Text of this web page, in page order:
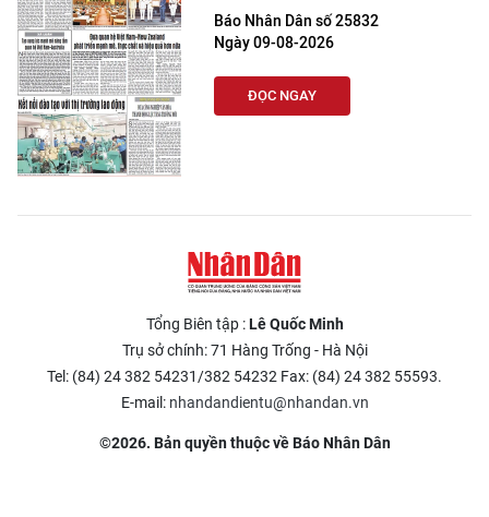
TIN MỚI
TIN ĐỊA PHƯƠNG
Trung du và miền núi phía Bắc
Duyên hải Nam Trung Bộ và Tây
Đông Nam Bộ
Báo Nhân Dân số 25832
Ngày 09-08-2026
ĐỌC NGAY
Tổng Biên tập :Lê Quốc Minh
Trụ sở chính: 71 Hàng Trống - Hà Nội
Tel: (84) 24 382 54231/382 54232 Fax: (84) 24 382 55593.
E-mail: nhandandientu@nhandan.vn
©2026. Bản quyền thuộc về Báo Nhân Dân